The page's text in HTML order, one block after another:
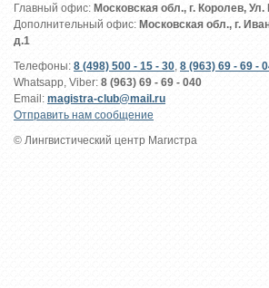
Главный офис: Московская обл., г. Королев, Ул.
Дополнительный офис: Московская обл., г.
д.1
Телефоны: 8 (498) 500 - 15 - 30 8 (963) 69 - 69 -
Whatsapp, Viber: 8 (963) 69 - 69 - 040
Email: magistra-club@mail.ru
Отправить нам сообщение
© Лингвистический центр Магистра